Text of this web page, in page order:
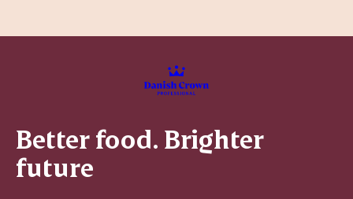
Better food. Brighter
future